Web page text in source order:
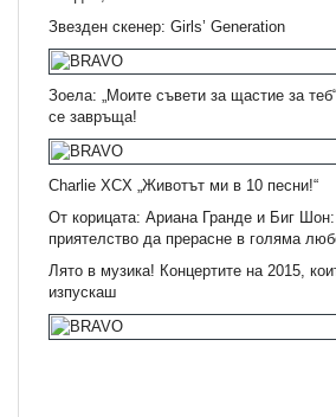
Звезден скенер: Girls’ Generation
Зоела: „Моите съвети за щастие за
се завръща!
Charlie XCX „Животът ми в 10 песни!“
От корицата: Ариана Гранде и Биг
приятелство да прерасне в голяма
Лято в музика! Концертите на 2015,
изпускаш